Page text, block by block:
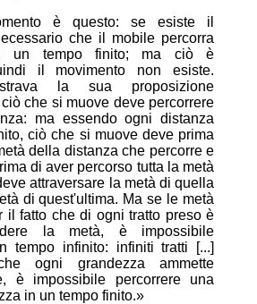
è questo: se esiste il
che il mobile percorra
un tempo finito; ma ciò è
il movimento non esiste.
la sua proposizione
che si muove deve percorrere
ma essendo ogni distanza
ciò che si muove deve prima
della distanza che percorre e
di aver percorso tutta la metà
attraversare la metà di quella
di quest'ultima. Ma se le metà
il fatto che di ogni tratto preso è
la metà, è impossibile
tempo infinito: infiniti tratti [...]
ogni grandezza ammette
è impossibile percorrere una
in un tempo finito.»